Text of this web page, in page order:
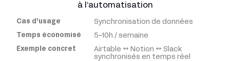
à l’automatisation
Cas
d’usage
Synchronisation de données
5–10h / semaine
Airtable ↔ Notion ↔ Slack
synchronisés en temps réel